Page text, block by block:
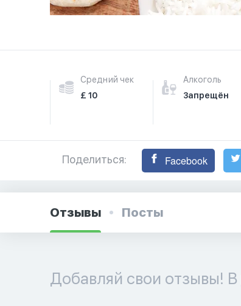
Средний чек
£ 10
Алкоголь
Запрещён
Поделиться: Facebook
Отзывы Посты
Добавляй свои отзывы! В